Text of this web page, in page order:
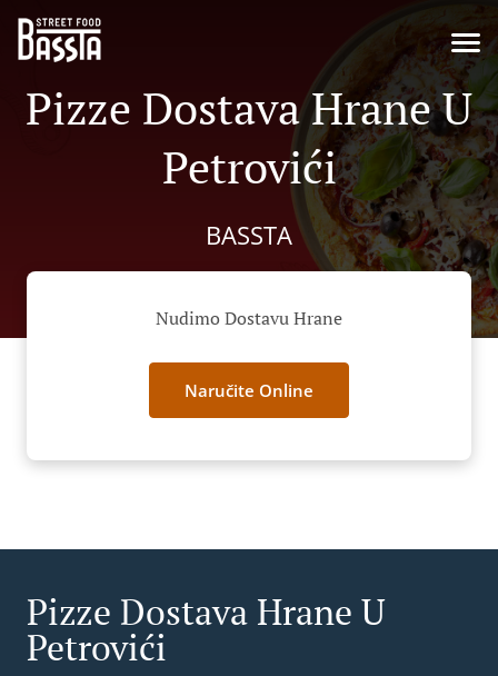
Pizze Dostava Hrane U
Petrovići
BASSTA
Nudimo Dostavu Hrane
Naručite Online
Pizze Dostava Hrane U
Petrovići